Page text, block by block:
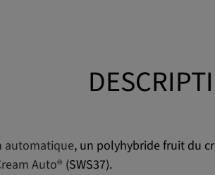
automatique, un polyhybride fruit du
Auto® (SWS37).